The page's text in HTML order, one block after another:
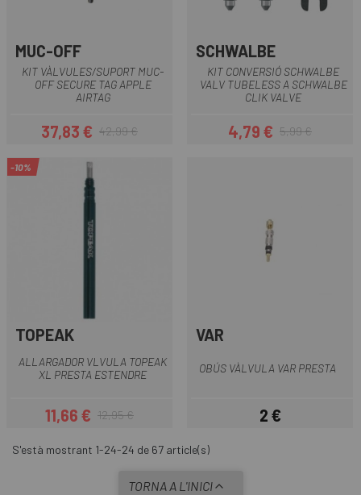
MUC-OFF
KIT VÀLVULES/SUPORT MUC-
OFF SECURE TAG APPLE
AIRTAG
Preu
37,83 €Preu regular
42,99 €
SCHWALBE
KIT CONVERSIÓ SCHWALBE
VALV TUBELESS A SCHWALBE
CLIK VALVE
Preu
4,79 €Preu regular
5,99 €
-10%
TOPEAK
ALLARGADOR VLVULA TOPEAK
XL PRESTA ESTENDRE
Preu
11,66 €Preu regular
12,95 €
VAR
OBÚS VÀLVULA VAR PRESTA
Preu
2 €
S'està mostrant 1-24-24 de 67 article(s)
TORNA A L'INICI